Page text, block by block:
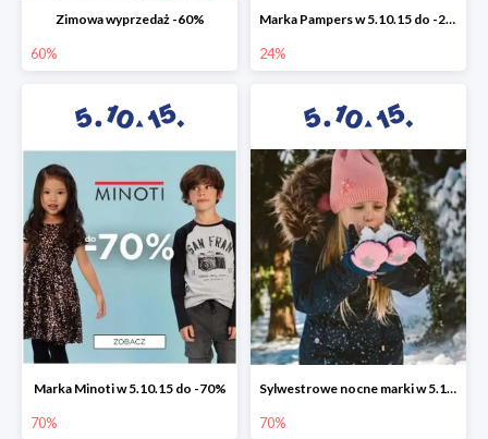
Zimowa wyprzedaż -60%
60%
Marka Pampers w 5.10.15 do -24%
24%
Marka Minoti w 5.10.15 do -70%
70%
Sylwestrowe nocne marki w 5.10.15 do -70%
70%